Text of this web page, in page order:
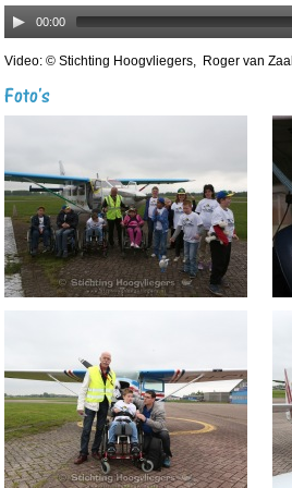
00:00
Video: © Stichting Hoogvliegers, Roger van Zaal
Foto's